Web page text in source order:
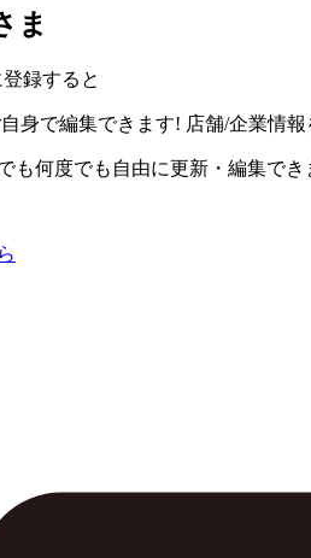
ま
録すると
身で編集できます! 店舗/企業情報
も何度でも自由に更新・編集でき